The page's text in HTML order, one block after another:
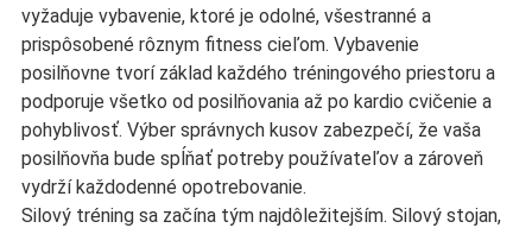
vyžaduje vybavenie, ktoré je odolné, všestranné a
prispôsobené rôznym fitness cieľom. Vybavenie
posilňovne tvorí základ každého tréningového priestoru a
podporuje všetko od posilňovania až po kardio cvičenie a
pohyblivosť. Výber správnych kusov zabezpečí, že vaša
posilňovňa bude spĺňať potreby používateľov a zároveň
vydrží každodenné opotrebovanie.
Silový tréning sa začína tým najdôležitejším. Silový stojan,